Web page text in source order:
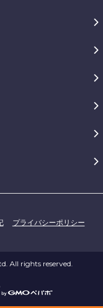
プライバシーポリシー
All rights reserved.